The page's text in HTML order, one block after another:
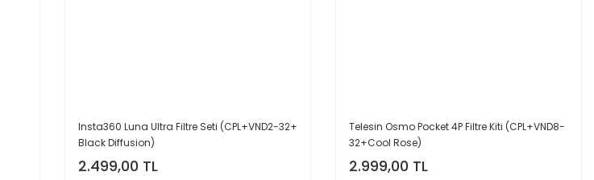
Insta360 Luna Ultra Filtre Seti (CPL+VND2-32+
Black Diffusion)
2.499,00 TL
Telesin Osmo Pocket 4P Filtre Kiti (CPL+VND8-
32+Cool Rose)
2.999,00 TL